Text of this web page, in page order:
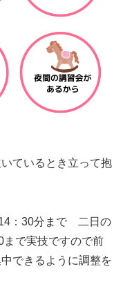
ているとき立って抱
：30分まで 二日の
で実技ですので前
できるように調整を